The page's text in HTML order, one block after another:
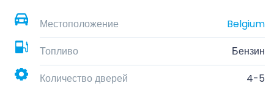
Местоположение
Belgium
Топливо
Бензин
Количество дверей
4-5